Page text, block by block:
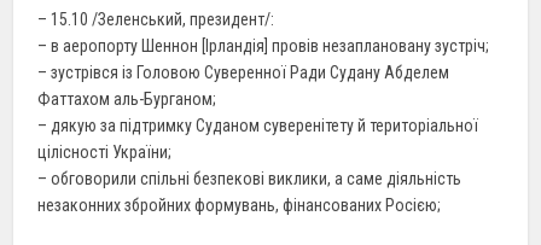
– 15.10 /Зеленський, президент/:
– в аеропорту Шеннон [Ірландія] провів незаплановану зустріч;
– зустрівся із Головою Суверенної Ради Судану Абделем
Фаттахом аль-Бурганом;
– дякую за підтримку Суданом суверенітету й територіальної
цілісності України;
– обговорили спільні безпекові виклики, а саме діяльність
незаконних збройних формувань, фінансованих Росією;